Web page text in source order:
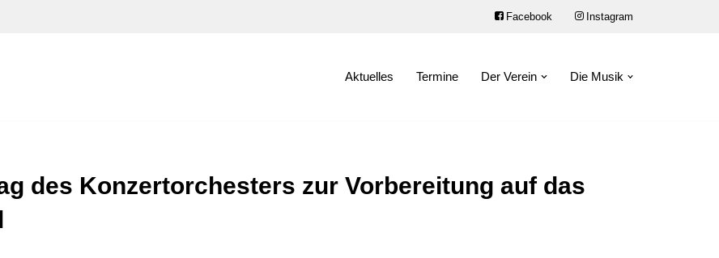
Facebook Instagram
Aktuelles Termine Der Verein Die Musik
des Konzertorchesters zur Vorbereitung auf das